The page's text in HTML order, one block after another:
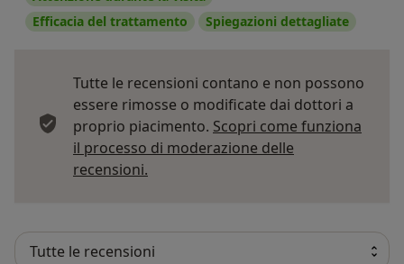
Efficacia del trattamento
Spiegazioni dettagliate
Tutte le recensioni contano e non possono
essere rimosse o modificate dai dottori a
proprio piacimento. Scopri come funziona
il processo di moderazione delle
recensioni.